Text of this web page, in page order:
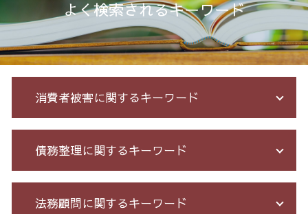
よく検索されるキーワード
消費者被害に関するキーワード
先物取引 詐欺
詐欺 被害者 返金
詐欺 民事 刑事
債務整理に関するキーワード
自己破産 個人再生 デメリット
法務顧問に関するキーワード